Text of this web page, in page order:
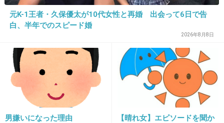
16. 匿名
シャワーの圧でマッサージする
+2 -6
元K-1王者・久保優太が10代女性と再婚 出会って6日で告
白、半年でのスピード婚
2026年8月8日
男嫌いになった理由
【晴れ女】エピソードを聞か